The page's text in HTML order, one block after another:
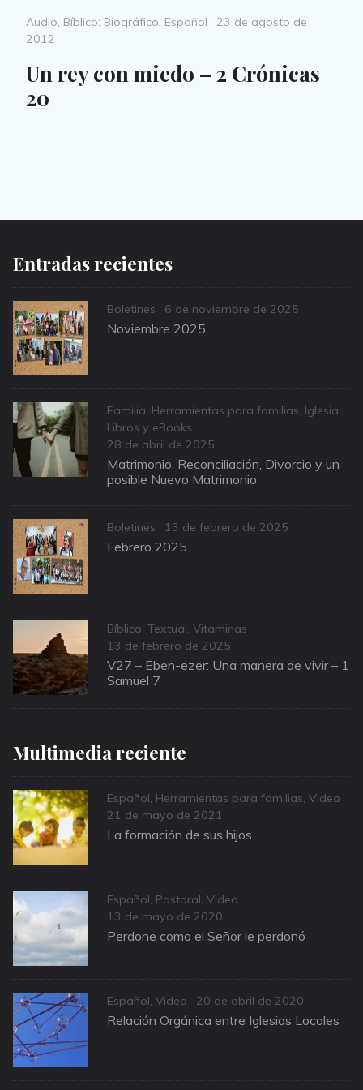
Categories
Audio, Bíblico: Biográfico, Español
Posted
23 de agosto de
2012
Un rey con miedo – 2 Crónicas
20
Entradas recientes
Categories
Boletines
Posted
on
6 de noviembre de 2025
Noviembre 2025
Categories
Familia, Herramientas para familias, Iglesia,
Libros y eBooks
Posted
on
28 de abril de 2025
Matrimonio, Reconciliación, Divorcio y un
posible Nuevo Matrimonio
Categories
Boletines
Posted
on
13 de febrero de 2025
Febrero 2025
Categories
Bíblico: Textual, Vitaminas
Posted
on
13 de febrero de 2025
V27 – Eben-ezer: Una manera de vivir – 1
Samuel 7
Multimedia reciente
Categories
Español, Herramientas para familias, Video
Posted
on
21 de mayo de 2021
La formación de sus hijos
Categories
Español, Pastoral, Video
Posted
on
13 de mayo de 2020
Perdone como el Señor le perdonó
Categories
Español, Video
Posted
on
20 de abril de 2020
Relación Orgánica entre Iglesias Locales